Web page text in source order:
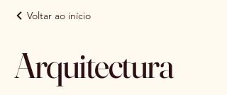
Voltar ao início
Arquitectura